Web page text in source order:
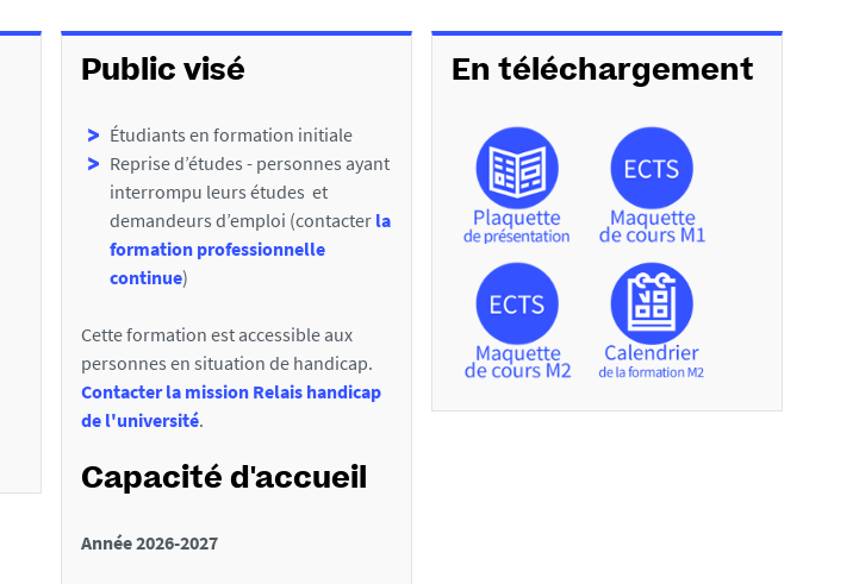
Public visé
Étudiants en formation initiale
Reprise d’études - personnes ayant
interrompu leurs études et
demandeurs d’emploi (contacter la
formation professionnelle
continue)
Cette formation est accessible aux
personnes en situation de handicap.
Contacter la mission Relais handicap
de l'université.
Capacité d'accueil
Année 2026-2027
En téléchargement